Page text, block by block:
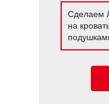
Сделаем
на